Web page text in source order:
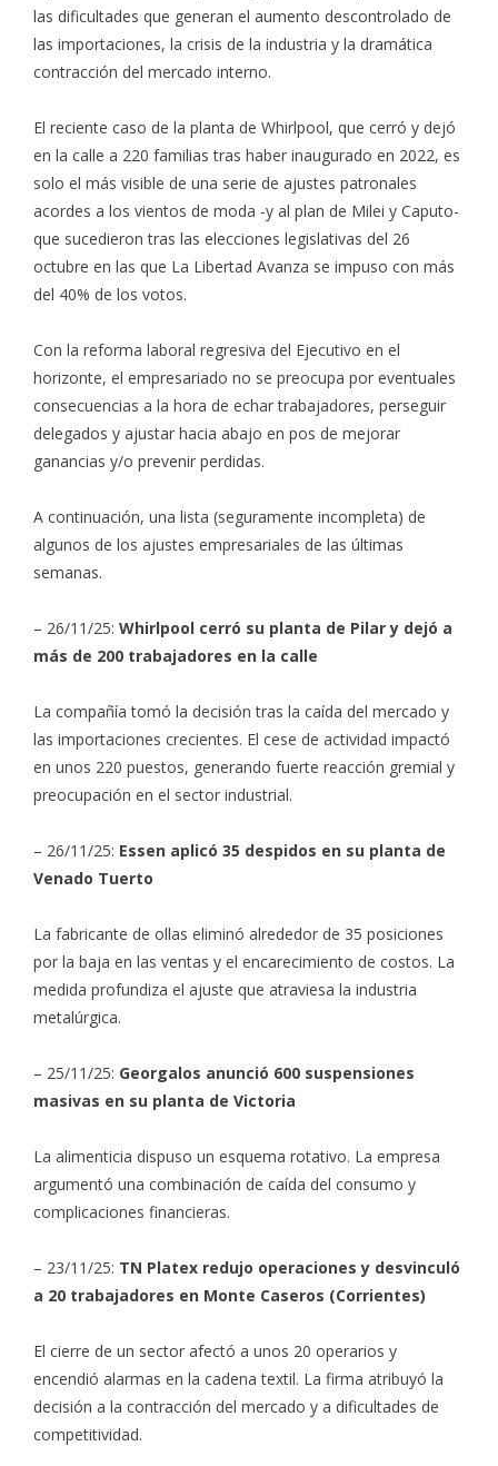
las dificultades que generan el aumento descontrolado de
las importaciones, la crisis de la industria y la dramática
contracción del mercado interno.
El reciente caso de la planta de Whirlpool, que cerró y dejó
en la calle a 220 familias tras haber inaugurado en 2022, es
solo el más visible de una serie de ajustes patronales
acordes a los vientos de moda -y al plan de Milei y Caputo-
que sucedieron tras las elecciones legislativas del 26
octubre en las que La Libertad Avanza se impuso con más
del 40% de los votos.
Con la reforma laboral regresiva del Ejecutivo en el
horizonte, el empresariado no se preocupa por eventuales
consecuencias a la hora de echar trabajadores, perseguir
delegados y ajustar hacia abajo en pos de mejorar
ganancias y/o prevenir perdidas.
A continuación, una lista (seguramente incompleta) de
algunos de los ajustes empresariales de las últimas
semanas.
– 26/11/25: Whirlpool cerró su planta de Pilar y dejó a
más de 200 trabajadores en la calle
La compañía tomó la decisión tras la caída del mercado y
las importaciones crecientes. El cese de actividad impactó
en unos 220 puestos, generando fuerte reacción gremial y
preocupación en el sector industrial.
– 26/11/25: Essen aplicó 35 despidos en su planta de
Venado Tuerto
La fabricante de ollas eliminó alrededor de 35 posiciones
por la baja en las ventas y el encarecimiento de costos. La
medida profundiza el ajuste que atraviesa la industria
metalúrgica.
– 25/11/25: Georgalos anunció 600 suspensiones
masivas en su planta de Victoria
La alimenticia dispuso un esquema rotativo. La empresa
argumentó una combinación de caída del consumo y
complicaciones financieras.
– 23/11/25: TN Platex redujo operaciones y desvinculó
a 20 trabajadores en Monte Caseros (Corrientes)
El cierre de un sector afectó a unos 20 operarios y
encendió alarmas en la cadena textil. La firma atribuyó la
decisión a la contracción del mercado y a dificultades de
competitividad.